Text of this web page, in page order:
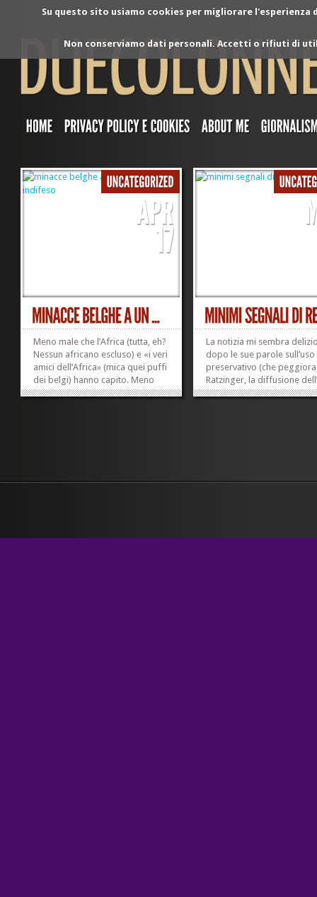
Su questo sito usiamo cookies per migliorare
Non conserviamo dati personali. Accetti o rifiuti di
Meno male che l’Africa (tutta, eh?
Nessun africano escluso) e «i veri
amici dell’Africa» (mica quei puffi
dei belgi) hanno capito. Meno
male. Che grande...
»»
La notizia mi sembra
dopo le sue parole
preservativo (che
Ratzinger, la diffusione
la maggioranza dei